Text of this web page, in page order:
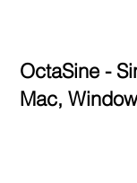
OctaSine -
Mac,